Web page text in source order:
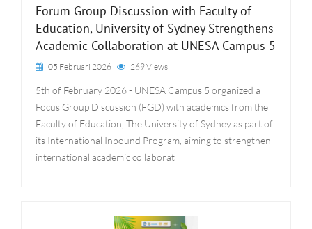
Forum Group Discussion with Faculty of
Education, University of Sydney Strengthens
Academic Collaboration at UNESA Campus 5
05 Februari 2026 269 Views
5th of February 2026 - UNESA Campus 5 organized a
Focus Group Discussion (FGD) with academics from the
Faculty of Education, The University of Sydney as part of
its International Inbound Program, aiming to strengthen
international academic collaborat